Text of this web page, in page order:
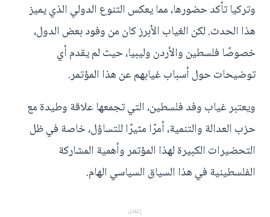
وتركيا تأكد حضورها، مما يعكس التنوع الدولي الذي يميز
هذا الحدث. لكن الغياب الأبرز كان من وفود بعض الدول،
خصوصًا فلسطين والأردن وليبيا، حيث لم يقدم أي
توضيحات حول أسباب غيابهم عن هذا المؤتمر.
ويعتبر غياب وفد فلسطين، التي تجمعها علاقة وطيدة مع
حزب العدالة والتنمية، أمرًا مثيرًا للتساؤل، خاصة في ظل
التحضيرات الكبيرة لهذا المؤتمر وأهمية المشاركة
الفلسطينية في هذا السياق السياسي الهام.
إعلان